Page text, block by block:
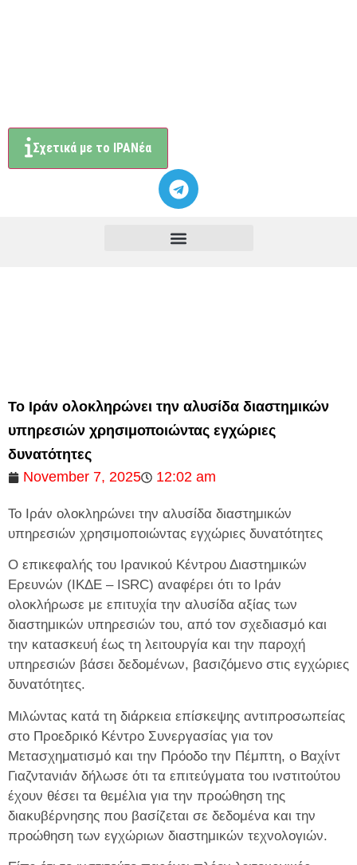
Σχετικά με το ΙΡΑΝέα
Το Ιράν ολοκληρώνει την αλυσίδα διαστημικών
υπηρεσιών χρησιμοποιώντας εγχώριες
δυνατότητες
November 7, 2025
12:02 am
Το Ιράν ολοκληρώνει την αλυσίδα διαστημικών
υπηρεσιών χρησιμοποιώντας εγχώριες δυνατότητες
Ο επικεφαλής του Ιρανικού Κέντρου Διαστημικών
Ερευνών (ΙΚΔΕ – ISRC) αναφέρει ότι το Ιράν
ολοκλήρωσε με επιτυχία την αλυσίδα αξίας των
διαστημικών υπηρεσιών του, από τον σχεδιασμό και
την κατασκευή έως τη λειτουργία και την παροχή
υπηρεσιών βάσει δεδομένων, βασιζόμενο στις εγχώριες
δυνατότητες.
Μιλώντας κατά τη διάρκεια επίσκεψης αντιπροσωπείας
στο Προεδρικό Κέντρο Συνεργασίας για τον
Μετασχηματισμό και την Πρόοδο την Πέμπτη, ο Βαχίντ
Γιαζντανιάν δήλωσε ότι τα επιτεύγματα του ινστιτούτου
έχουν θέσει τα θεμέλια για την προώθηση της
διακυβέρνησης που βασίζεται σε δεδομένα και την
προώθηση των εγχώριων διαστημικών τεχνολογιών.